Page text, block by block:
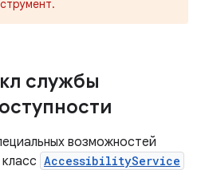
службы
возможностей
AccessibilityService